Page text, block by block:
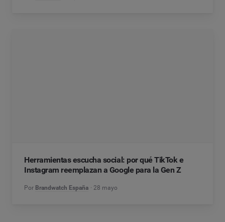
Herramientas escucha social: por qué TikTok e
Instagram reemplazan a Google para la Gen Z
Por Brandwatch España 28 mayo